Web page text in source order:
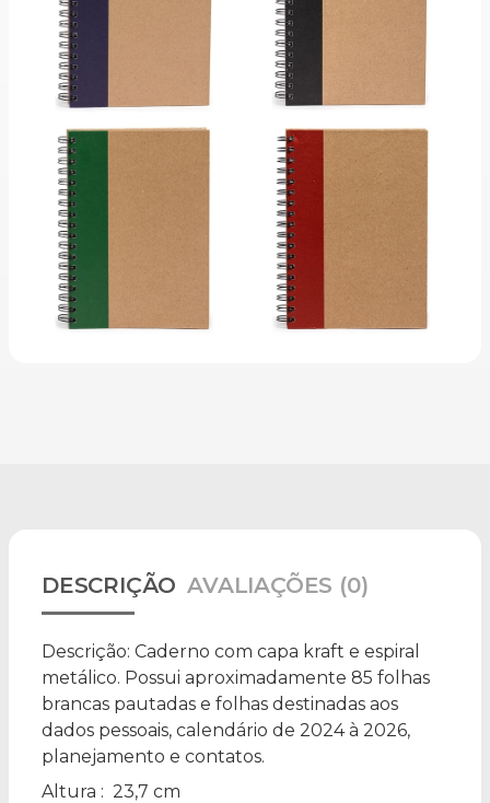
DESCRIÇÃO AVALIAÇÕES (0)
Descrição: Caderno com capa kraft e espiral
metálico. Possui aproximadamente 85 folhas
brancas pautadas e folhas destinadas aos
dados pessoais, calendário de 2024 à 2026,
planejamento e contatos.
Altura : 23,7 cm